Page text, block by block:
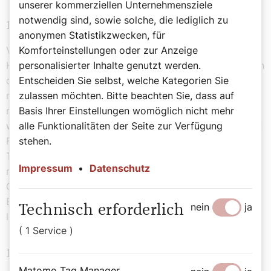
12. März – 5. Fasttag
Vorletzter Fasttag. Mir geht es gut. Sehr gut sogar.
Hunger habe ich eigentlich keinen. Mein Magen hat nach
den zwei Ausleitungstagen schnell gelernt, dass es nur
mehr bedingt etwas gibt. Nachdem ich heute frei habe,
möchte ich es stressfrei angehen. In der Früh gibt es
wieder den Birnbrei und zwei Scheiben Dinkelbrot, dazu
Fencheltee und zu Mittag wie jetzt schon die letzten
Tage einen Kopfsalat mit Dinkelkörnern. Am Nachmittag
mache ich Mittagsschläfchen mit einem Leberwickel.
Gegen Abend ist mir plötzlich kalt. Ich lasse mir die
Badewanne ein und nehme ein schönes Basenbad, dann
lege ich mich mit einem guten Buch ins Bett.
13. März – 6. Fasttag
unserer kommerziellen Unternehmensziele
notwendig sind, sowie solche, die lediglich zu
anonymen Statistikzwecken, für
Komforteinstellungen oder zur Anzeige
personalisierter Inhalte genutzt werden.
Entscheiden Sie selbst, welche Kategorien Sie
zulassen möchten. Bitte beachten Sie, dass auf
Basis Ihrer Einstellungen womöglich nicht mehr
alle Funktionalitäten der Seite zur Verfügung
stehen.
Impressum • Datenschutz
Technisch erforderlich
( 1 Service )
nein ja